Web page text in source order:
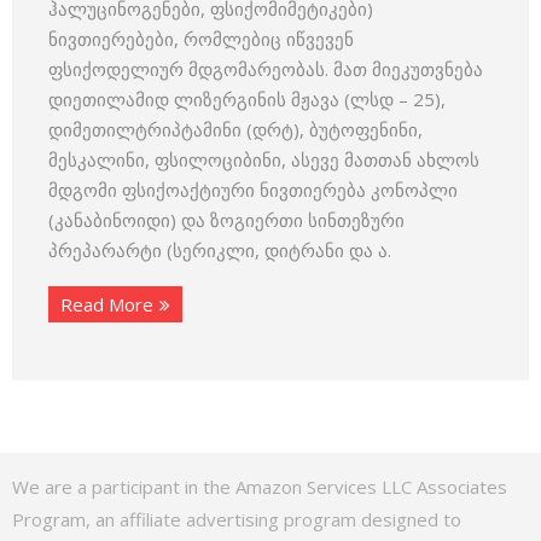
ჰალუცინოგენები, ფსიქომიმეტიკები)
ნივთიერებები, რომლებიც იწვევენ
ფსიქოდელიურ მდგომარეობას. მათ მიეკუთვნება
დიეთილამიდ ლიზერგინის მჟავა (ლსდ – 25),
დიმეთილტრიპტამინი (დრტ), ბუტოფენინი,
მესკალინი, ფსილოციბინი, ასევე მათთან ახლოს
მდგომი ფსიქოაქტიური ნივთიერება კონოპლი
(კანაბინოიდი) და ზოგიერთი სინთეზური
პრეპარარტი (სერიკლი, დიტრანი და ა.
Read More
We are a participant in the Amazon Services LLC Associates
Program, an affiliate advertising program designed to